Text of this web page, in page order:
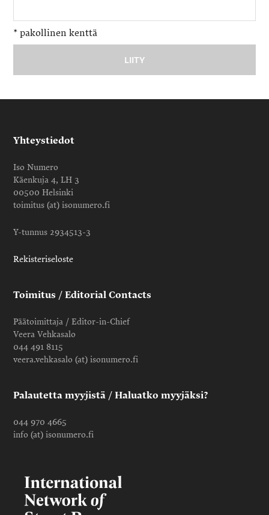
* pakollinen kenttä
Yhteystiedot
Iso Numero
Käenkuja 4, LH 3
00500 Helsinki
toimitus (at) isonumero.fi
Y-tunnus 2934513-3
Rekisteriseloste
Toimitus / Editorial Contacts
Päätoimittaja / Editor-in-Chief
Veera Vehkasalo
044 491 8115
veera.vehkasalo (at) isonumero.fi
Palautetta myyjistä / Haluatko myyjäksi?
044 970 4665
info (at) isonumero.fi